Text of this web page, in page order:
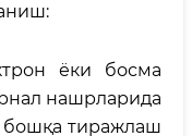
ёки босма
нашрларида
бошқа тиражлаш